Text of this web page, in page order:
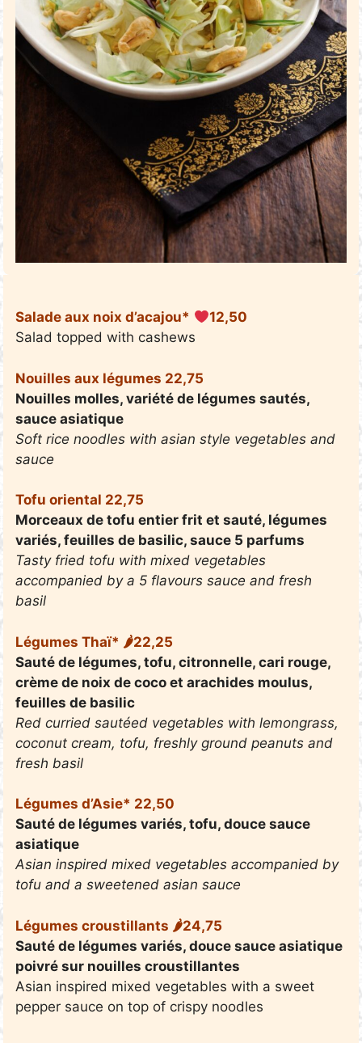
Salade aux noix d’acajou*
12,50
Salad topped with cashews
Nouilles aux légumes 22,75
Nouilles molles, variété de légumes sautés,
sauce asiatique
Soft rice noodles with asian style vegetables and
sauce
Tofu oriental 22,75
Morceaux de tofu entier frit et sauté, légumes
variés, feuilles de basilic, sauce 5 parfums
Tasty fried tofu with mixed vegetables
accompanied by a 5 flavours sauce and fresh
basil
Légumes Thaï* 🌶22,25
Sauté de légumes, tofu, citronnelle, cari rouge,
crème de noix de coco et arachides moulus,
feuilles de basilic
Red curried sautéed vegetables with lemongrass,
coconut cream, tofu, freshly ground peanuts and
fresh basil
Légumes d’Asie* 22,50
Sauté de légumes variés, tofu, douce sauce
asiatique
Asian inspired mixed vegetables accompanied by
tofu and a sweetened asian sauce
Légumes croustillants 🌶24,75
Sauté de légumes variés, douce sauce asiatique
poivré sur nouilles croustillantes
Asian inspired mixed vegetables with a sweet
pepper sauce on top of crispy noodles